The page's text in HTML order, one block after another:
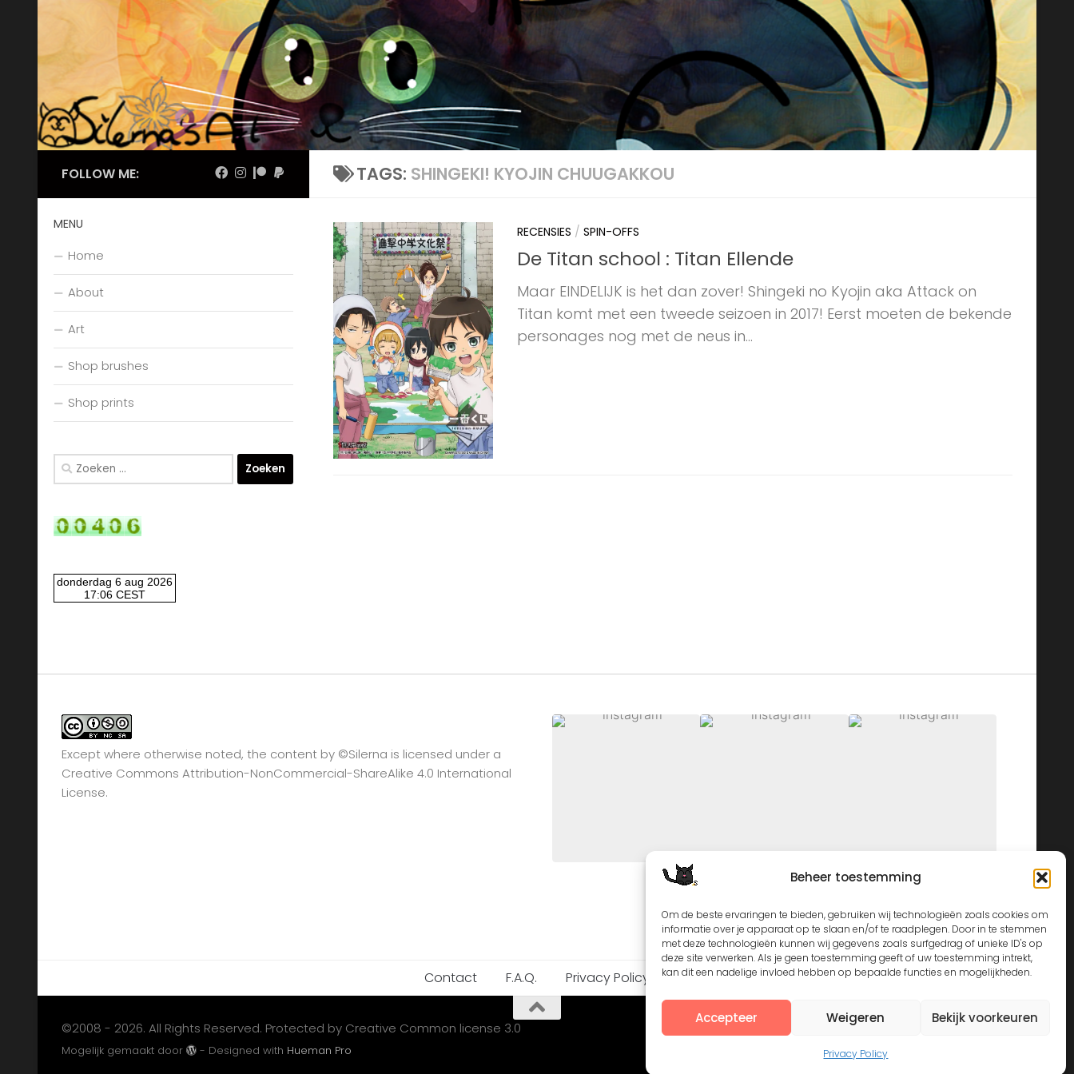
Beheer toestemming
Om de beste ervaringen te bieden, gebruiken wij technologieën zoals cookies om
informatie over je apparaat op te slaan en/of te raadplegen. Door in te stemmen
met deze technologieën kunnen wij gegevens zoals surfgedrag of unieke ID's op
deze site verwerken. Als je geen toestemming geeft of uw toestemming intrekt,
kan dit een nadelige invloed hebben op bepaalde functies en mogelijkheden.
Accepteer Weigeren Bekijk voorkeuren
Privacy Policy
Skip to content
TAGS: SHINGEKI! KYOJIN CHUUGAKKOU
RECENSIES / SPIN-OFFS
De Titan school : Titan Ellende
Maar EINDELIJK is het dan zover! Shingeki no Kyojin aka Attack on
Titan komt met een tweede seizoen in 2017! Eerst moeten de bekende
personages nog met de neus in...
FOLLOW ME:
MENU
Home
About
Art
Shop brushes
Shop prints
Zoeken
naar:
Except where otherwise noted, the content by ©Silerna is licensed under a
Creative Commons Attribution-NonCommercial-ShareAlike 4.0 International
License.
Contact F.A.Q. Privacy Policy
©2008 - 2026. All Rights Reserved. Protected by Creative Common license 3.0
Mogelijk gemaakt door - Designed with Hueman Pro